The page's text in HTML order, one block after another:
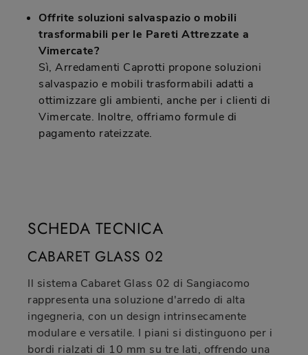
Offrite soluzioni salvaspazio o mobili
trasformabili per le Pareti Attrezzate a
Vimercate?
Sì, Arredamenti Caprotti propone soluzioni
salvaspazio e mobili trasformabili adatti a
ottimizzare gli ambienti, anche per i clienti di
Vimercate. Inoltre, offriamo formule di
pagamento rateizzate.
SCHEDA TECNICA
CABARET GLASS 02
Il sistema Cabaret Glass 02 di Sangiacomo
rappresenta una soluzione d'arredo di alta
ingegneria, con un design intrinsecamente
modulare e versatile. I piani si distinguono per i
bordi rialzati di 10 mm su tre lati, offrendo una